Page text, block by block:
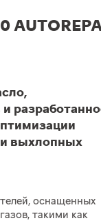
и
выхлопных
оснащенных
такими как